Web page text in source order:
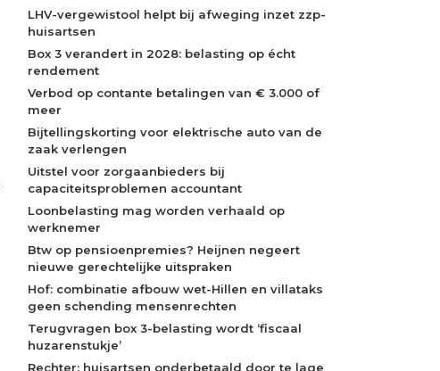
LHV-vergewistool helpt bij afweging inzet zzp-
huisartsen
Box 3 verandert in 2028: belasting op écht
rendement
Verbod op contante betalingen van € 3.000 of
meer
Bijtellingskorting voor elektrische auto van de
zaak verlengen
Uitstel voor zorgaanbieders bij
capaciteitsproblemen accountant
Loonbelasting mag worden verhaald op
werknemer
Btw op pensioenpremies? Heijnen negeert
nieuwe gerechtelijke uitspraken
Hof: combinatie afbouw wet-Hillen en villataks
geen schending mensenrechten
Terugvragen box 3-belasting wordt ‘fiscaal
huzarenstukje’
Rechter: huisartsen onderbetaald door te lage